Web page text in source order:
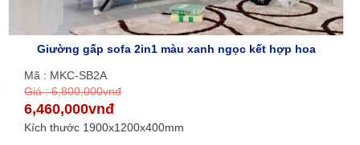
Giường gấp sofa 2in1 màu xanh ngọc kết hợp hoa
Mã : MKC-SB2A
Giá : 6,800,000vnđ
6,460,000vnđ
Kích thước 1900x1200x400mm